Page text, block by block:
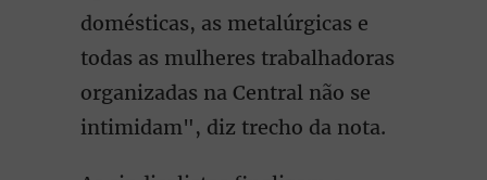
domésticas, as metalúrgicas e
todas as mulheres trabalhadoras
organizadas na Central não se
intimidam", diz trecho da nota.